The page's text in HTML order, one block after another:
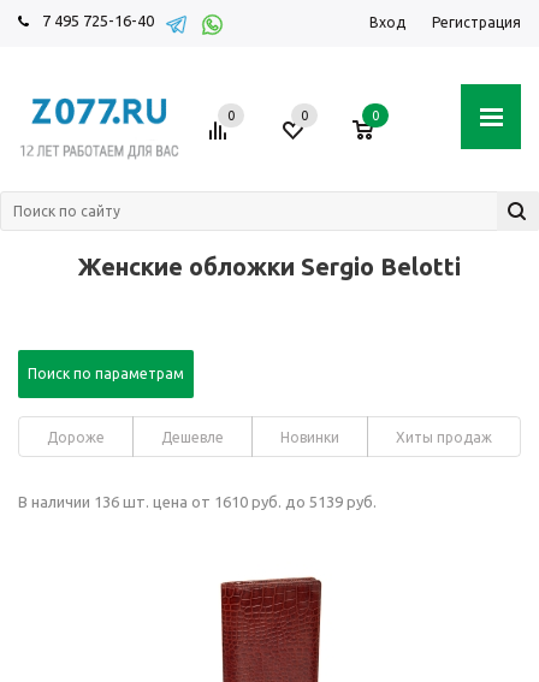
7 495 725-16-40 Вход Регистрация
0 0 0
Женские обложки Sergio Belotti
Поиск по параметрам
Дороже Дешевле Новинки Хиты продаж
В наличии 136 шт. цена от 1610 руб. до 5139 руб.